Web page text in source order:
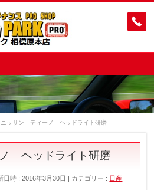
ニッサン ティーノ ヘッドライト研磨
ヘッドライト研磨
日時 : 2016年3月30日 カテゴリー : 日産